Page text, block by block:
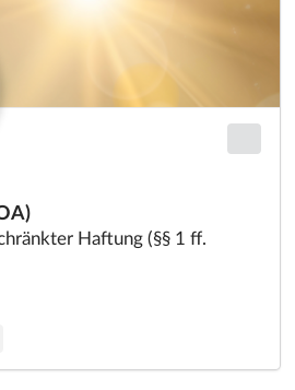
Haftung (§§ 1 ff.